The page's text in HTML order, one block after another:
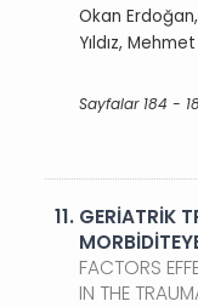
Okan
Yıldız,
Sayfalar 184 -
11. GERİATRİK
FACTORS
IN THE